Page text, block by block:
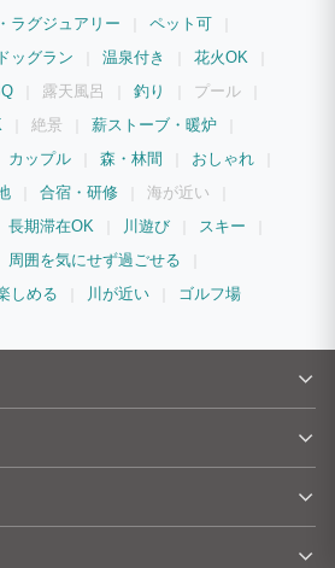
ラグジュアリー
ペット可
ドッグラン 温泉付き
花火OK
露天風呂 釣り
プール
絶景
薪ストーブ・暖炉
カップル 森・林間
おしゃれ
合宿・研修
海が近い
長期滞在OK 川遊び
スキー
周囲を気にせず過ごせる
しめる 川が近い ゴルフ場